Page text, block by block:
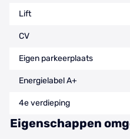
Lift
CV
Eigen parkeerplaats
Energielabel A+
4e verdieping
Eigenschappen